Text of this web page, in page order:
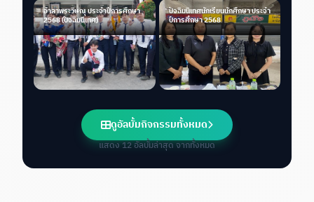
อำลาพระวิษณุ ประจำปีการศึกษา
2568 (ปัจฉิมนิเทศ)
ปัจฉิมนิเทศนักเรียนนักศึกษา ประจำ
ปีการศึกษา 2568
ดูอัลบั้มกิจกรรมทั้งหมด
แสดง 12 อัลบั้มล่าสุด จากทั้งหมด